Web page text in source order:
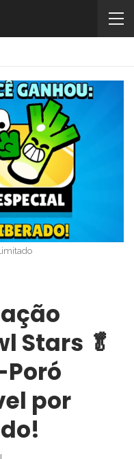
Stars 🥬
Poró
por